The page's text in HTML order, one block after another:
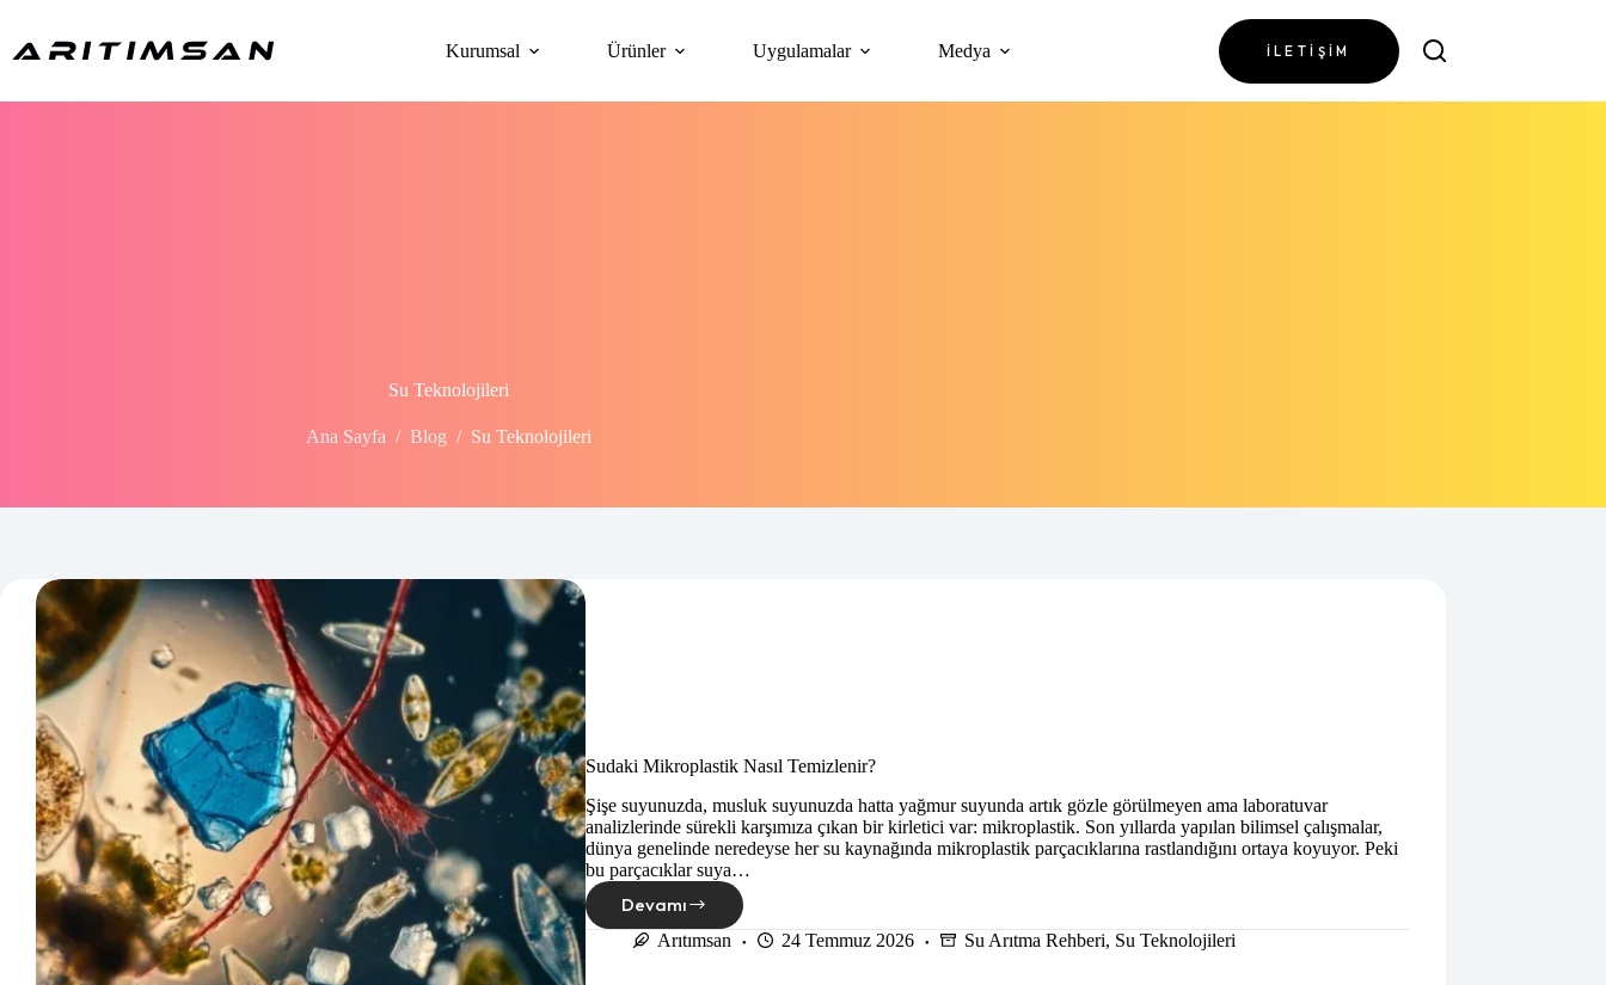
content
Kurumsal Ürünler Uygulamalar Medya İLETIŞIM
Su Teknolojileri
Ana Sayfa / Blog / Su Teknolojileri
Sudaki Mikroplastik Nasıl Temizlenir?
Şişe suyunuzda, musluk suyunuzda hatta yağmur suyunda artık gözle görülmeyen ama laboratuvar
analizlerinde sürekli karşımıza çıkan bir kirletici var: mikroplastik. Son yıllarda yapılan bilimsel çalışmalar,
dünya genelinde neredeyse her su kaynağında mikroplastik parçacıklarına rastlandığını ortaya koyuyor. Peki
bu parçacıklar suya…
DevamıSudaki
Mikroplastik
Arıtımsan 24 Temmuz 2026 Su Arıtma Rehberi, Su Teknolojileri